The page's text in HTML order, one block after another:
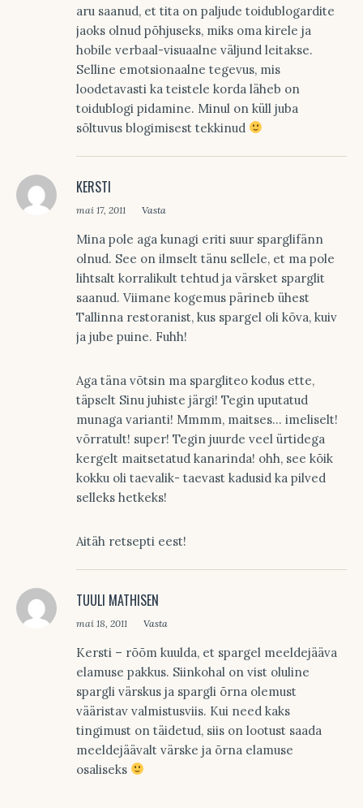
aru saanud, et tita on paljude toidublogardite
jaoks olnud põhjuseks, miks oma kirele ja
hobile verbaal-visuaalne väljund leitakse.
Selline emotsionaalne tegevus, mis
loodetavasti ka teistele korda läheb on
toidublogi pidamine. Minul on küll juba
sõltuvus blogimisest tekkinud
KERSTI
mai 17, 2011 Vasta
Mina pole aga kunagi eriti suur sparglifänn
olnud. See on ilmselt tänu sellele, et ma pole
lihtsalt korralikult tehtud ja värsket sparglit
saanud. Viimane kogemus pärineb ühest
Tallinna restoranist, kus spargel oli kõva, kuiv
ja jube puine. Fuhh!
Aga täna võtsin ma spargliteo kodus ette,
täpselt Sinu juhiste järgi! Tegin uputatud
munaga varianti! Mmmm, maitses… imeliselt!
võrratult! super! Tegin juurde veel ürtidega
kergelt maitsetatud kanarinda! ohh, see kõik
kokku oli taevalik- taevast kadusid ka pilved
selleks hetkeks!
Aitäh retsepti eest!
TUULI MATHISEN
mai 18, 2011 Vasta
Kersti – rõõm kuulda, et spargel meeldejääva
elamuse pakkus. Siinkohal on vist oluline
spargli värskus ja spargli õrna olemust
vääristav valmistusviis. Kui need kaks
tingimust on täidetud, siis on lootust saada
meeldejäävalt värske ja õrna elamuse
osaliseks